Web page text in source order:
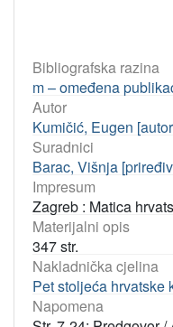
Bibliografska razina
m – omeđena
Autor
Kumičić, Eugen
Suradnici
Barac, Višnja
Impresum
Zagreb : Matica
Materijalni opis
347 str.
Nakladnička cjelina
Pet stoljeća hrvatske
Napomena